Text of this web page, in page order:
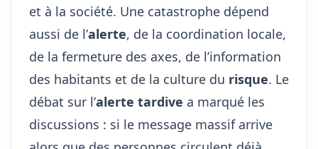
et à la société. Une catastrophe dépend
aussi de l’alerte, de la coordination locale,
de la fermeture des axes, de l’information
des habitants et de la culture du risque. Le
débat sur l’alerte tardive a marqué les
discussions : si le message massif arrive